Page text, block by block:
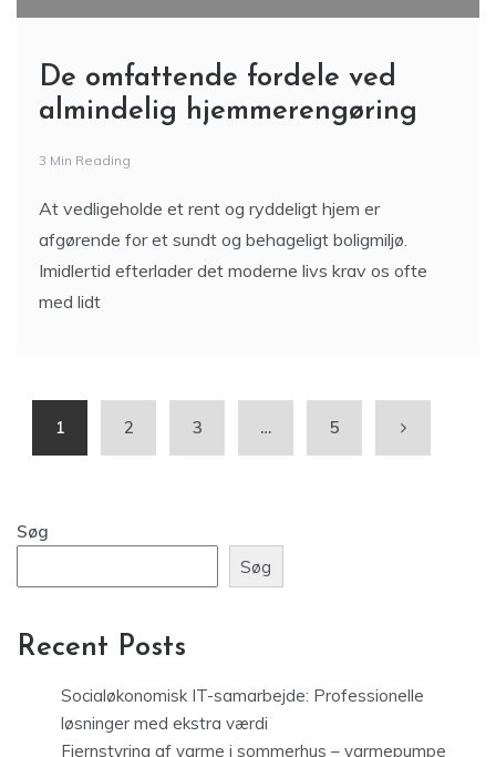
De omfattende fordele ved
almindelig hjemmerengøring
3 Min Reading
At vedligeholde et rent og ryddeligt hjem er
afgørende for et sundt og behageligt boligmiljø.
Imidlertid efterlader det moderne livs krav os ofte
med lidt
1 2 3 … 5
Søg
Søg
Recent Posts
Socialøkonomisk IT-samarbejde: Professionelle
løsninger med ekstra værdi
Fjernstyring af varme i sommerhus – varmepumpe